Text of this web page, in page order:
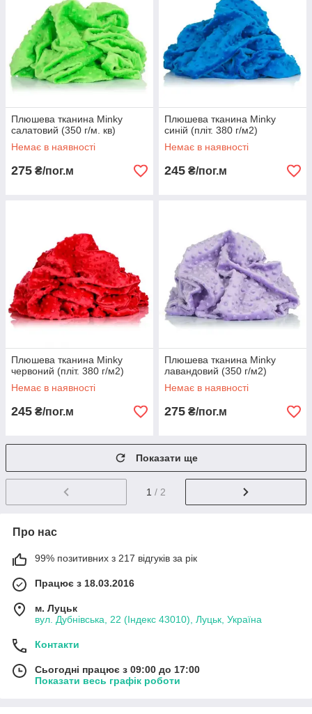
Плюшева тканина Minky
салатовий (350 г/м. кв)
Немає в наявності
275 ₴/пог.м
Плюшева тканина Minky
синій (пліт. 380 г/м2)
Немає в наявності
245 ₴/пог.м
Плюшева тканина Minky
червоний (пліт. 380 г/м2)
Немає в наявності
245 ₴/пог.м
Плюшева тканина Minky
лавандовий (350 г/м2)
Немає в наявності
275 ₴/пог.м
Показати ще
1 / 2
Про нас
99% позитивних з 217 відгуків за рік
Працює з 18.03.2016
м. Луцьк
вул. Дубнівська, 22 (Індекс 43010), Луцьк, Україна
Контакти
Сьогодні працює з 09:00 до 17:00
Показати весь графік роботи